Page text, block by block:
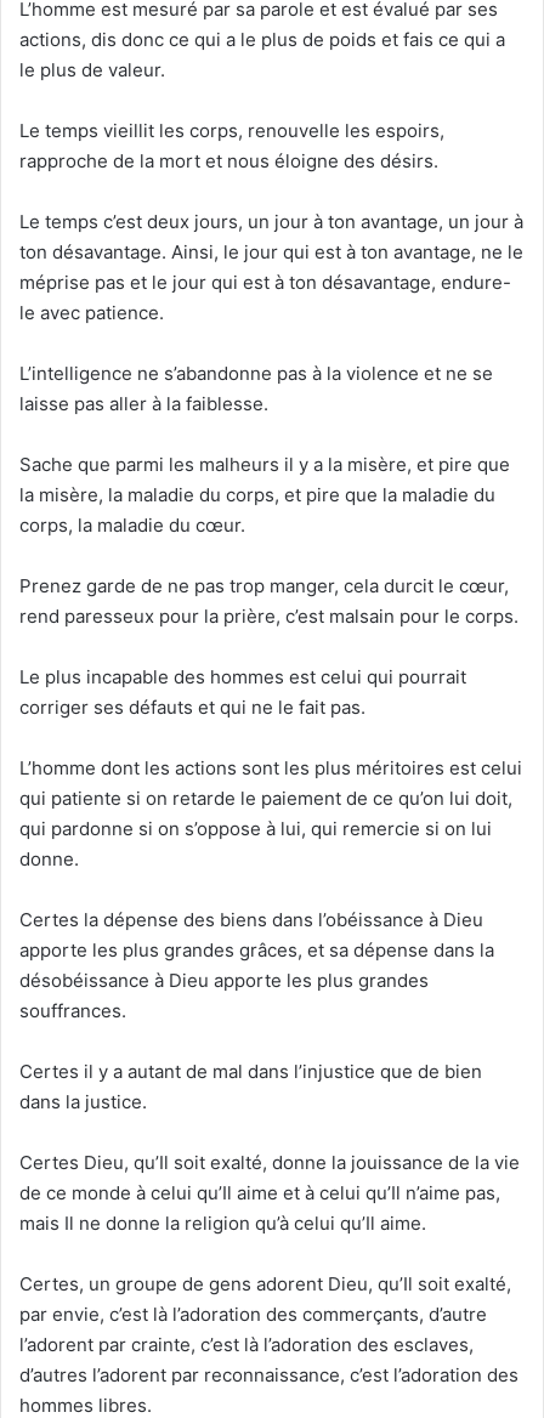
L’homme est mesuré par sa parole et est évalué par ses
actions, dis donc ce qui a le plus de poids et fais ce qui a
le plus de valeur.
Le temps vieillit les corps, renouvelle les espoirs,
rapproche de la mort et nous éloigne des désirs.
Le temps c’est deux jours, un jour à ton avantage, un jour à
ton désavantage. Ainsi, le jour qui est à ton avantage, ne le
méprise pas et le jour qui est à ton désavantage, endure-
le avec patience.
L’intelligence ne s’abandonne pas à la violence et ne se
laisse pas aller à la faiblesse.
Sache que parmi les malheurs il y a la misère, et pire que
la misère, la maladie du corps, et pire que la maladie du
corps, la maladie du cœur.
Prenez garde de ne pas trop manger, cela durcit le cœur,
rend paresseux pour la prière, c’est malsain pour le corps.
Le plus incapable des hommes est celui qui pourrait
corriger ses défauts et qui ne le fait pas.
L’homme dont les actions sont les plus méritoires est celui
qui patiente si on retarde le paiement de ce qu’on lui doit,
qui pardonne si on s’oppose à lui, qui remercie si on lui
donne.
Certes la dépense des biens dans l’obéissance à Dieu
apporte les plus grandes grâces, et sa dépense dans la
désobéissance à Dieu apporte les plus grandes
souffrances.
Certes il y a autant de mal dans l’injustice que de bien
dans la justice.
Certes Dieu, qu’Il soit exalté, donne la jouissance de la vie
de ce monde à celui qu’Il aime et à celui qu’Il n’aime pas,
mais Il ne donne la religion qu’à celui qu’Il aime.
Certes, un groupe de gens adorent Dieu, qu’Il soit exalté,
par envie, c’est là l’adoration des commerçants, d’autre
l’adorent par crainte, c’est là l’adoration des esclaves,
d’autres l’adorent par reconnaissance, c’est l’adoration des
hommes libres.